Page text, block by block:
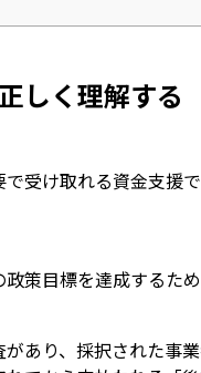
しく理解する
受け取れる資金支援
策目標を達成するた
あり、採択された事